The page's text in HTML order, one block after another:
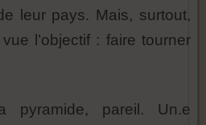
leur pays. Mais, surtout,
l’objectif : faire tourner
pyramide, pareil. Un.e